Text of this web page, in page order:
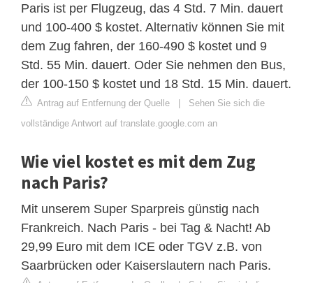
Paris ist per Flugzeug, das 4 Std. 7 Min. dauert
und 100-400 $ kostet. Alternativ können Sie mit
dem Zug fahren, der 160-490 $ kostet und 9
Std. 55 Min. dauert. Oder Sie nehmen den Bus,
der 100-150 $ kostet und 18 Std. 15 Min. dauert.
Antrag auf Entfernung der Quelle | Sehen Sie sich die
vollständige Antwort auf translate.google.com an
Wie viel kostet es mit dem Zug
nach Paris?
Mit unserem Super Sparpreis günstig nach
Frankreich. Nach Paris - bei Tag & Nacht! Ab
29,99 Euro mit dem ICE oder TGV z.B. von
Saarbrücken oder Kaiserslautern nach Paris.